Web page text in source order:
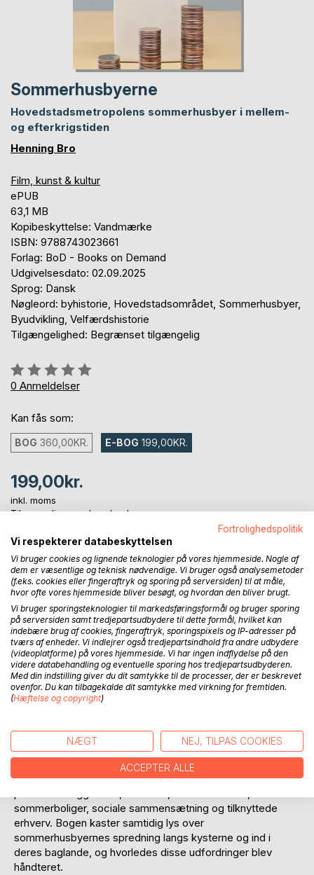
Sommerhusbyerne
Hovedstadsmetropolens sommerhusbyer i mellem-
og efterkrigstiden
Henning Bro
Film, kunst & kultur
ePUB
63,1 MB
Kopibeskyttelse: Vandmærke
ISBN: 9788743023661
Forlag: BoD - Books on Demand
Udgivelsesdato: 02.09.2025
Sprog: Dansk
Nøgleord: byhistorie, Hovedstadsområdet, Sommerhusbyer,
Byudvikling, Velfærdshistorie
Tilgængelighed: Begrænset tilgængelig
Anmeldelse::
0%
0 Anmeldelser
Kan fås som:
BOG 360,00KR. E-BOG 199,00KR.
199,00kr.
inkl. moms
Tilgængelig som download
LÆG I INDKØBSKURVEN
Føj til ønskeliste
Anmeld titel
Denne bog sætter fokus på sommerhusbyernes udvikling i
det 20. århundredes hovedstadsmetropol og kommer ind
sommerboliger, sociale sammensætning og tilknyttede
erhverv. Bogen kaster samtidig lys over
sommerhusbyernes spredning langs kysterne og ind i
deres baglande, og hvorledes disse udfordringer blev
håndteret.
Fortrolighedspolitik
Vi respekterer databeskyttelsen
Vi bruger cookies og lignende teknologier på vores hjemmeside. Nogle af
dem er væsentlige og teknisk nødvendige. Vi bruger også analysemetoder
(f.eks. cookies eller fingeraftryk og sporing på serversiden) til at måle,
hvor ofte vores hjemmeside bliver besøgt, og hvordan den bliver brugt.
Vi bruger sporingsteknologier til markedsføringsformål og bruger sporing
på serversiden samt tredjepartsudbydere til dette formål, hvilket kan
indebære brug af cookies, fingeraftryk, sporingspixels og IP-adresser på
tværs af enheder. Vi indlejrer også tredjepartsindhold fra andre udbydere
(videoplatforme) på vores hjemmeside. Vi har ingen indflydelse på den
videre databehandling og eventuelle sporing hos tredjepartsudbyderen.
Med din indstilling giver du dit samtykke til de processer, der er beskrevet
ovenfor. Du kan tilbagekalde dit samtykke med virkning for fremtiden.
(Hæftelse og copyright)
NÆGT NEJ, TILPAS COOKIES
ACCEPTER ALLE